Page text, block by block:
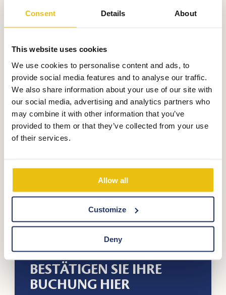
Consent Details About
This website uses cookies
We use cookies to personalise content and ads, to
provide social media features and to analyse our traffic.
We also share information about your use of our site with
our social media, advertising and analytics partners who
may combine it with other information that you’ve
provided to them or that they’ve collected from your use
of their services.
Allow all
Customize
Deny
Extras
Zweites kleines Zelt
€205,00
Reiserücktrittskasse
Gutscheincode
BESTÄTIGEN SIE IHRE
BUCHUNG HIER